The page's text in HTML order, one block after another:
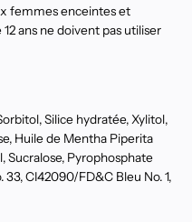
femmes enceintes et
ans ne doivent pas utiliser
Silice hydratée, Xylitol,
Huile de Mentha Piperita
Pyrophosphate
CI42090/FD&C Bleu No. 1,